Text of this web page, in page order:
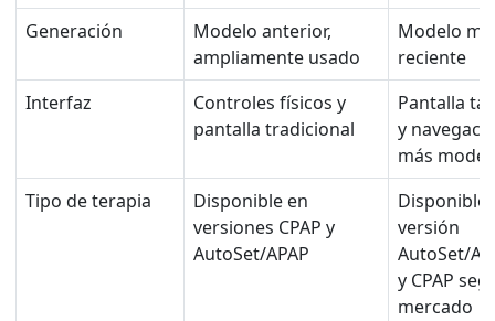
Generación
Modelo anterior,
ampliamente usado
Modelo
reciente
Interfaz
Controles físicos y
pantalla tradicional
Pantalla
y
más
Tipo de terapia
Disponible en
versiones CPAP y
AutoSet/APAP
Disponible
versión
AutoSet/
y CPAP
mercado